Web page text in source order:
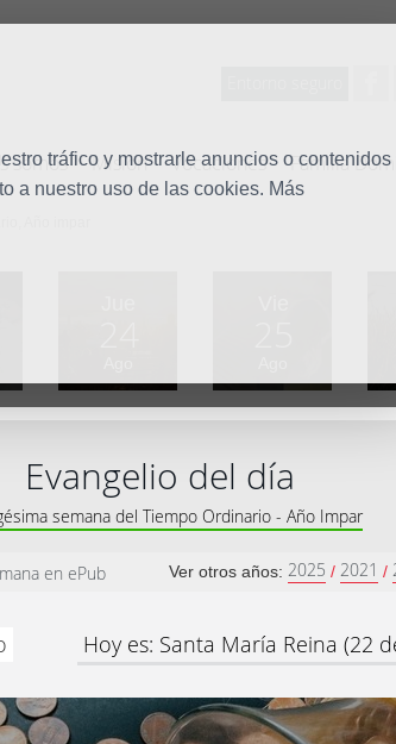
tráfico y mostrarle anuncios o contenidos
a nuestro uso de las cookies. Más
somos Misión Vocaciones Familia
Año impar
Evangelio del día
semana del Tiempo Ordinario - Año Impar
en ePub Ver otros años: 2025 / 2021 /
Hoy es: Santa María Reina (22